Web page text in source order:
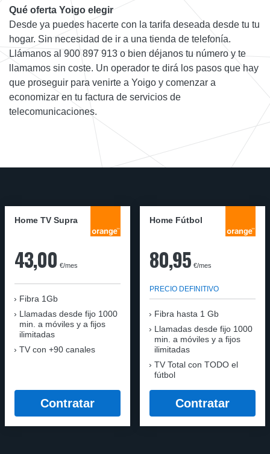
Qué oferta Yoigo elegir
Desde ya puedes hacerte con la tarifa deseada desde tu tu
hogar. Sin necesidad de ir a una tienda de telefonía.
Llámanos al 900 897 913 o bien déjanos tu número y te
llamamos sin coste. Un operador te dirá los pasos que hay
que proseguir para venirte a Yoigo y comenzar a
economizar en tu factura de servicios de
telecomunicaciones.
Home TV Supra
43,00 €/mes
Fibra 1Gb
Llamadas desde fijo 1000
min. a móviles y a fijos
ilimitadas
TV con +90 canales
Contratar
Home Fútbol
80,95 €/mes
PRECIO DEFINITIVO
Fibra hasta 1 Gb
Llamadas desde fijo 1000
min. a móviles y a fijos
ilimitadas
TV Total con TODO el
fútbol
Contratar